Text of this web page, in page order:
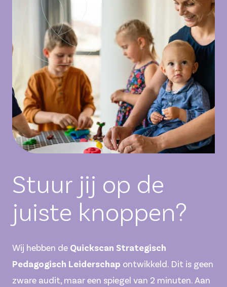
Stuur jij op de
juiste knoppen?
Wij hebben de Quickscan Strategisch
Pedagogisch Leiderschap ontwikkeld. Dit is geen
zware audit, maar een spiegel van 2 minuten. Aan